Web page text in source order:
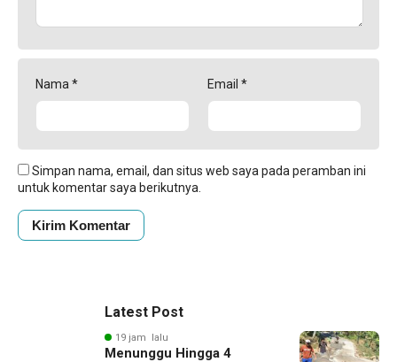
Nama * Email *
Simpan nama, email, dan situs web saya pada peramban ini
untuk komentar saya berikutnya.
Latest Post
19 jam lalu
Menunggu Hingga 4